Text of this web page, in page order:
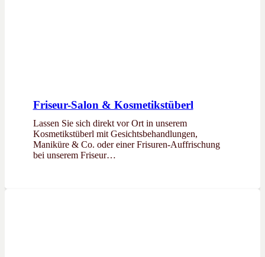
Friseur-Salon & Kosmetikstüberl
Lassen Sie sich direkt vor Ort in unserem
Kosmetikstüberl mit Gesichtsbehandlungen,
Maniküre & Co. oder einer Frisuren-Auffrischung
bei unserem Friseur…